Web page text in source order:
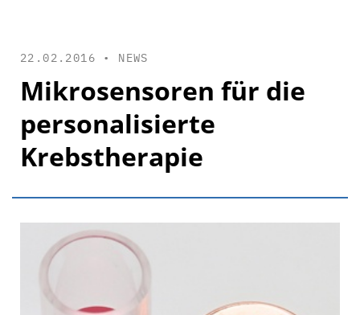
22.02.2016 • NEWS
Mikrosensoren für die
personalisierte
Krebstherapie